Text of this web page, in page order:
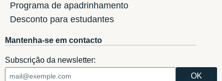
Programa de apadrinhamento
Desconto para estudantes
Mantenha-se em contacto
Subscrição da newsletter: